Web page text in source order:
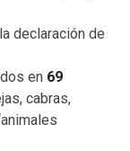
declaración de
en 69
cabras,